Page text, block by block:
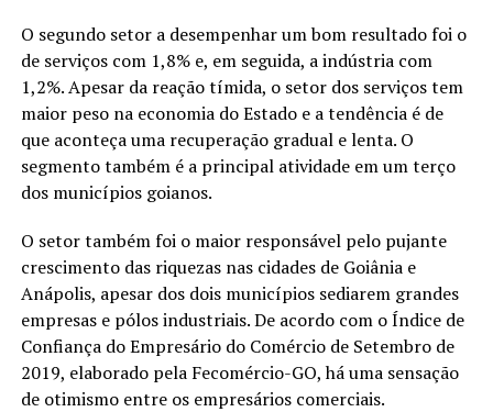
O segundo setor a desempenhar um bom resultado foi o
de serviços com 1,8% e, em seguida, a indústria com
1,2%. Apesar da reação tímida, o setor dos serviços tem
maior peso na economia do Estado e a tendência é de
que aconteça uma recuperação gradual e lenta. O
segmento também é a principal atividade em um terço
dos municípios goianos.
O setor também foi o maior responsável pelo pujante
crescimento das riquezas nas cidades de Goiânia e
Anápolis, apesar dos dois municípios sediarem grandes
empresas e pólos industriais. De acordo com o Índice de
Confiança do Empresário do Comércio de Setembro de
2019, elaborado pela Fecomércio-GO, há uma sensação
de otimismo entre os empresários comerciais.